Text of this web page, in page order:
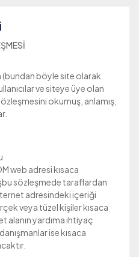
böyle site olarak
ve siteye üye olan
okumuş, anlamış,
web adresi kısaca
sözleşmede taraflardan
adresindeki içeriği
veya tüzel kişiler kısaca
alanın yardıma ihtiyaç
ise kısaca